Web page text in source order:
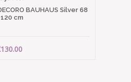
BAUHAUS Silver 68
cm